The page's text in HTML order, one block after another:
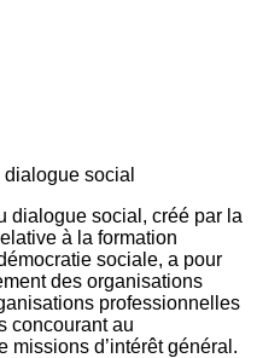
dialogue social, créé par la
à la formation
sociale, a pour
des organisations
professionnelles
concourant au
missions d’intérêt général.